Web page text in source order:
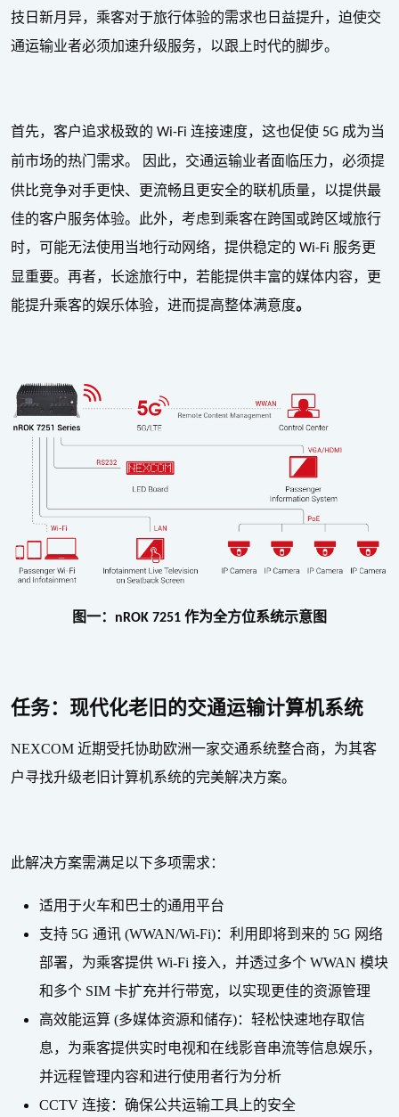
技日新月异，乘客对于旅行体验的需求也日益提升，迫使交
通运输业者必须加速升级服务，以跟上时代的脚步。
首先，客户追求极致的 Wi-Fi 连接速度，这也促使 5G 成为当
前市场的热门需求。
因此，交通运输业者面临压力，必须提
供比竞争对手更快、更流畅且更安全的联机质量，以提供最
佳的客户服务体验。此外，考虑到乘客在跨国或跨区域旅行
时，可能无法使用当地行动网络，提供稳定的 Wi-Fi 服务更
显重要。再者，长途旅行中，若能提供丰富的媒体内容，更
能提升乘客的娱乐体验，进而提高整体满意度。
图一： nROK 7251 作为全方位系统示意图
任务：现代化老旧的交通运输计算机系统
NEXCOM 近期受托协助欧洲一家交通系统整合商，为其客
户寻找升级老旧计算机系统的完美解决方案。
此解决方案需满足以下多项需求：
适用于火车和巴士的通用平台
支持 5G 通讯 (WWAN/Wi-Fi)：利用即将到来的 5G 网络
部署，为乘客提供 Wi-Fi 接入，并透过多个 WWAN 模块
和多个 SIM 卡扩充并行带宽，以实现更佳的资源管理
高效能运算 (多媒体资源和储存)：轻松快速地存取信
息，为乘客提供实时电视和在线影音串流等信息娱乐，
并远程管理内容和进行使用者行为分析
CCTV 连接：确保公共运输工具上的安全